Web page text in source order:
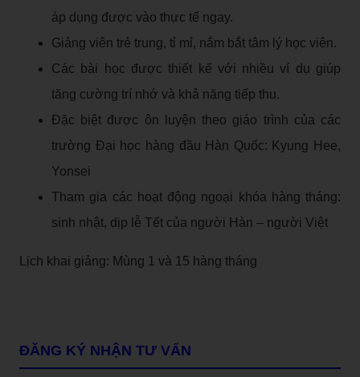
áp dụng được vào thực tế ngay.
Giảng viên trẻ trung, tỉ mỉ, nắm bắt tâm lý học viên.
Các bài học được thiết kế với nhiều ví dụ giúp
tăng cường trí nhớ và khả năng tiếp thu.
Đặc biệt được ôn luyện theo giáo trình của các
trường Đại học hàng đầu Hàn Quốc: Kyung Hee,
Yonsei
Tham gia các hoạt động ngoại khóa hàng tháng:
sinh nhật, dịp lễ Tết của người Hàn – người Việt
Lịch khai giảng: Mùng 1 và 15 hàng tháng
ĐĂNG KÝ NHẬN TƯ VẤN